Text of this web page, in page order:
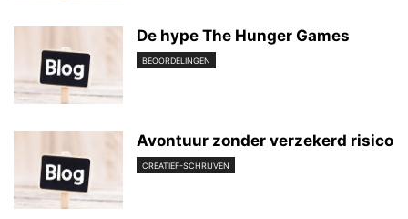
De hype The Hunger Games
BEOORDELINGEN
Avontuur zonder verzekerd risico
CREATIEF-SCHRIJVEN